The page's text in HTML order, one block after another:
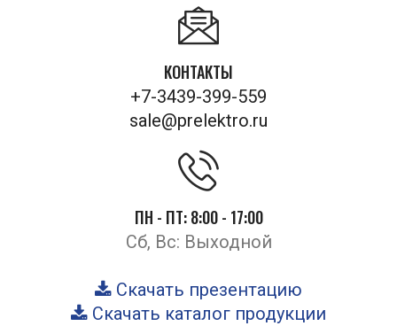
КОНТАКТЫ
+7-3439-399-559
sale@prelektro.ru
ПН - ПТ: 8:00 - 17:00
Сб, Вс: Выходной
Скачать презентацию
Скачать каталог продукции